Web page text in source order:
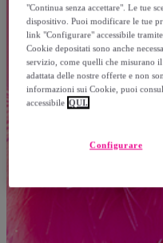
"Continua senza accettare". Le tue
dispositivo. Puoi modificare le tue
link "Configurare" accessibile
Cookie depositati sono anche
servizio, come quelli che misurano
adattata delle nostre offerte e non
informazioni sui Cookie, puoi
accessibile QUI.
Configurare